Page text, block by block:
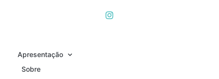
Apresentação
Sobre